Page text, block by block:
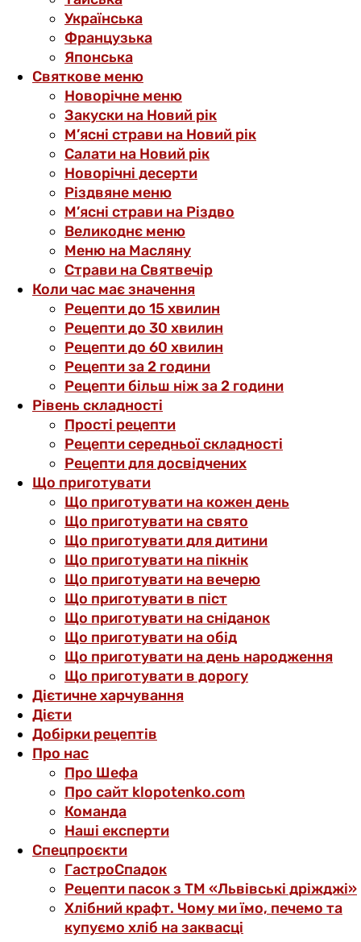
Українська
Французька
Японська
Святкове меню
Новорічне меню
Закуски на Новий рік
М’ясні страви на Новий рік
Салати на Новий рік
Новорічні десерти
Різдвяне меню
М’ясні страви на Різдво
Великоднє меню
Меню на Масляну
Страви на Святвечір
Коли час має значення
Рецепти до 15 хвилин
Рецепти до 30 хвилин
Рецепти до 60 хвилин
Рецепти за 2 години
Рецепти більш ніж за 2 години
Рівень складності
Прості рецепти
Рецепти середньої складності
Рецепти для досвідчених
Що приготувати
Що приготувати на кожен день
Що приготувати на свято
Що приготувати для дитини
Що приготувати на пікнік
Що приготувати на вечерю
Що приготувати в піст
Що приготувати на сніданок
Що приготувати на обід
Що приготувати на день народження
Що приготувати в дорогу
Дієтичне харчування
Дієти
Добірки рецептів
Про нас
Про Шефа
Про сайт klopotenko.com
Команда
Наші експерти
Спецпроєкти
ГастроСпадок
Рецепти пасок з ТМ «Львівські дріжджі»
Хлібний крафт. Чому ми їмо, печемо та
купуємо хліб на заквасці